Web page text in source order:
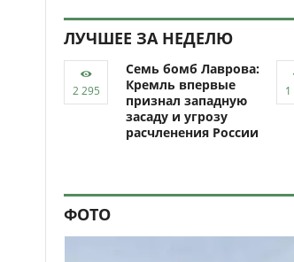
ЛУЧШЕЕ ЗА НЕДЕЛЮ
Семь бомб Лаврова:
Кремль впервые
признал западную
засаду и угрозу
расчленения России
ФОТО